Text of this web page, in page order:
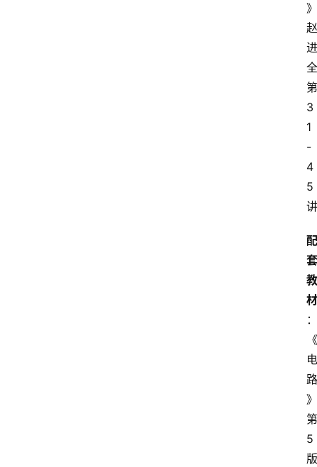
》
赵
进
全
第
3
1
-
4
5
讲
配
套
教
材
：
《
电
路
》
第
5
版